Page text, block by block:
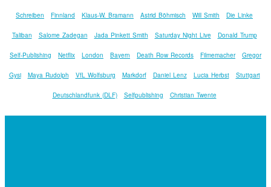
Schreiben Finnland Klaus-W. Bramann Astrid Böhmisch Will Smith Die Linke
Taliban Salome Zadegan Jada Pinkett Smith Saturday Night Live Donald Trump
Self-Publishing Netflix London Bayern Death Row Records Filmemacher Gregor
Gysi Maya Rudolph VfL Wolfsburg Markdorf Daniel Lenz Lucia Herbst Stuttgart
Deutschlandfunk (DLF) Selfpublishing Christian Twente